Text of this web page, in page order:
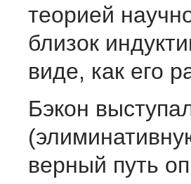
теорией
близок
виде, как его
Бэкон
верный путь